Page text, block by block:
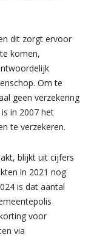
dit zorgt ervoor
komen,
Om te
geen verzekering
in 2007 het
te verzekeren.
blijkt uit cijfers
in 2021 nog
is dat aantal
voor
via